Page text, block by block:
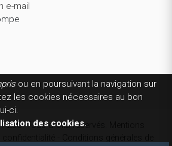
ou en poursuivant la navigation sur
les cookies nécessaires au bon
ci.
des cookies.
e-mail
Tous droits réservés.